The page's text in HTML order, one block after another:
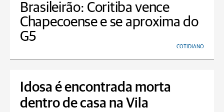
Brasileirão: Coritiba vence
Chapecoense e se aproxima do
G5
COTIDIANO
Idosa é encontrada morta
dentro de casa na Vila